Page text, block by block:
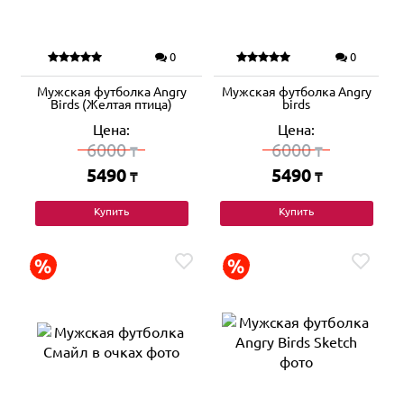
0
Мужская футболка Angry
Birds (Желтая птица)
Цена:
6000₸
5490 ₸
Купить
0
Мужская футболка Angry
birds
Цена:
6000₸
5490 ₸
Купить